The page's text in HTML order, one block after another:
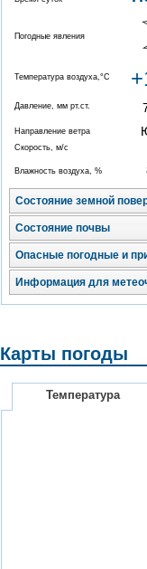
Погодные явления
Температура воздуха,°C
Давление, мм рт.ст.
Направление ветра
Скорость, м/с
Влажность воздуха, %
Состояние земной
Состояние почвы
Опасные погодные и
Информация для
Карты погоды
Температура